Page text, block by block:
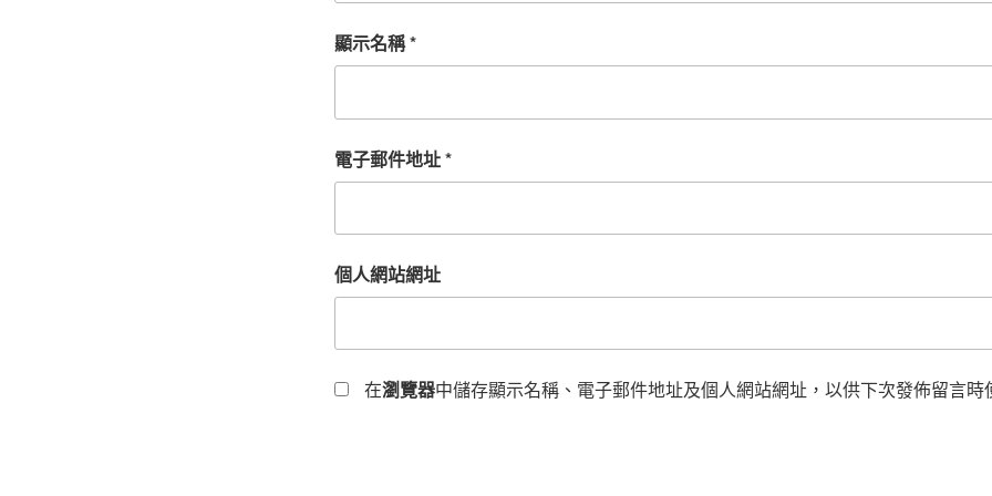
顯示名稱*
電子郵件地址*
個人網站網址
在瀏覽器中儲存顯示名稱、電子郵件地址及個人網站網址，以供下次發佈留言時